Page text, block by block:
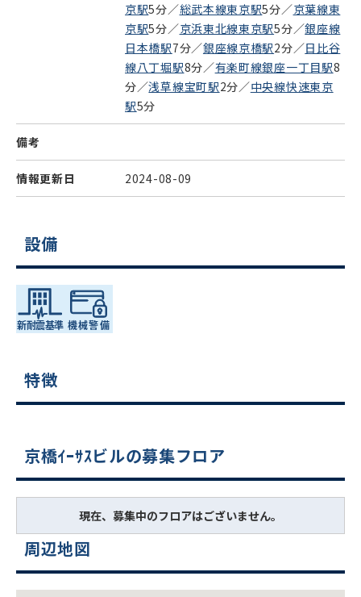
京駅5分／総武本線東京駅5分／京葉線東
京駅5分／京浜東北線東京駅5分／銀座線
日本橋駅7分／銀座線京橋駅2分／日比谷
線八丁堀駅8分／有楽町線銀座一丁目駅8
分／浅草線宝町駅2分／中央線快速東京
駅5分
備考
情報更新日 2024-08-09
設備
特徴
京橋ｲｰｻｽビルの募集フロア
現在、募集中のフロアはございません。
周辺地図